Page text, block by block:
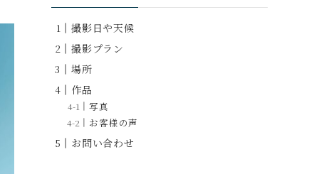
撮影日や天候
撮影プラン
場所
作品
写真
お客様の声
お問い合わせ